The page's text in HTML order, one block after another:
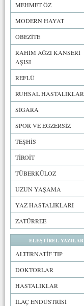
MEHMET ÖZ
MODERN HAYAT
OBEZİTE
RAHİM AĞZI KANSERİ
AŞISI
REFLÜ
RUHSAL HASTALIKLAR
SİGARA
SPOR VE EGZERSİZ
TEŞHİS
TİROİT
TÜBERKÜLOZ
UZUN YAŞAMA
YAZ HASTALIKLARI
ZATÜRREE
ELEŞTİREL YAZILAR
ALTERNATİF TIP
DOKTORLAR
HASTALIKLAR
İLAÇ ENDÜSTRİSİ